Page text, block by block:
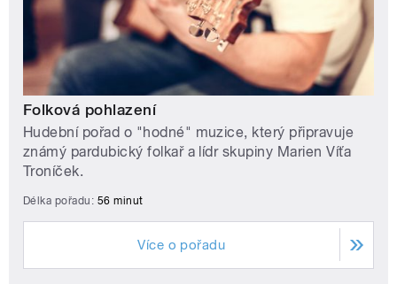
Folková pohlazení
Hudební pořad o "hodné" muzice, který připravuje
známý pardubický folkař a lídr skupiny Marien Víťa
Troníček.
Délka pořadu: 56 minut
Více o pořadu